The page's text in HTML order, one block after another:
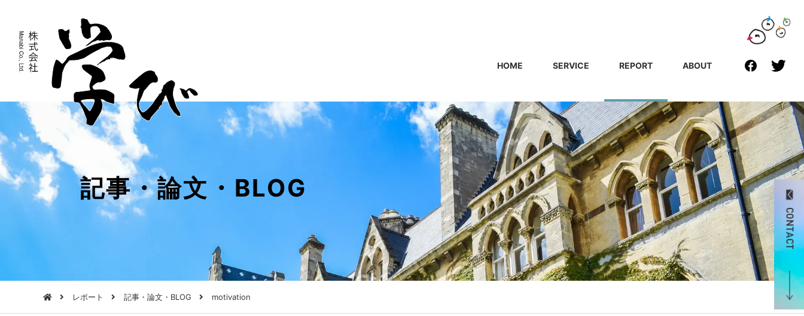
HOME SERVICE REPORT ABOUT
記事・論文・BLOG
レポート 記事・論文・BLOG motivation